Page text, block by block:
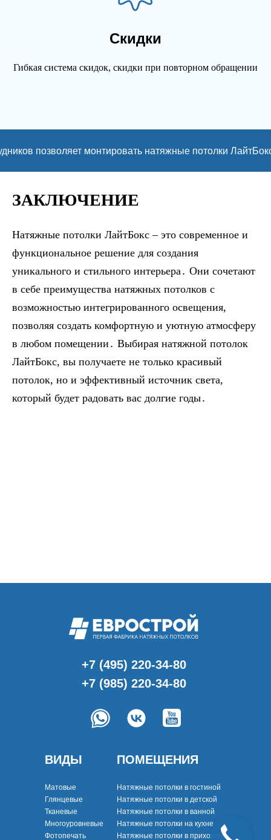
Скидки
Гибкая система скидок, скидки при повторном обращении
монтировать натяжные потолки ЛайтБокс в
ЗАКЛЮЧЕНИЕ
Натяжные потолки ЛайтБокс – это современное и
функциональное решение для создания
уникального и стильного интерьера․ Они сочетают
в себе преимущества натяжных потолков с
возможностью интегрированного освещения,
позволяя создать комфортную и уютную атмосферу
в любом помещении․ Выбирая натяжной потолок
ЛайтБокс, вы получаете не только красивый
потолок, но и эффективный источник света,
который будет радовать вас долгие годы․
ВИДЫ ПОМЕЩЕНИЯ
Матовые
Глянцевые
Тканевые
Многоуровневые
Фотопечать
Натяжные потолки в гостиной
Натяжные потолки в детской
Натяжные потолки в ванной
Натяжные потолки на кухне
Натяжные потолки в прихожей
+7 (495) 220-34-80
+7 (985) 220-34-80